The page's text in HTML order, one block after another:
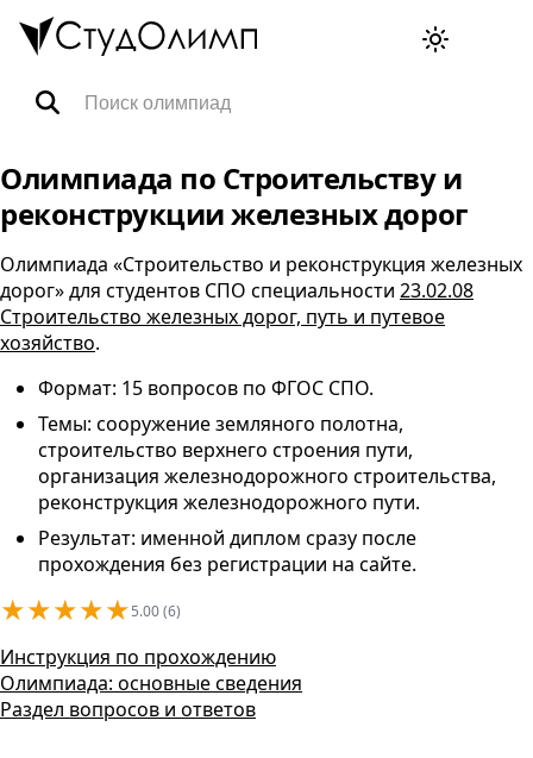
Олимпиада по Строительству и
реконструкции железных дорог
Олимпиада «Строительство и реконструкция железных
дорог» для студентов СПО специальности 23.02.08
Строительство железных дорог, путь и путевое
хозяйство.
Формат: 15 вопросов по ФГОС СПО.
Темы: сооружение земляного полотна,
строительство верхнего строения пути,
организация железнодорожного строительства,
реконструкция железнодорожного пути.
Результат: именной диплом сразу после
прохождения без регистрации на сайте.
★★★★★5.00 (6)
Инструкция по прохождению
Олимпиада: основные сведения
Раздел вопросов и ответов
Специальности
Тренажёры ВПР
FAQ
Корзина
Контакты